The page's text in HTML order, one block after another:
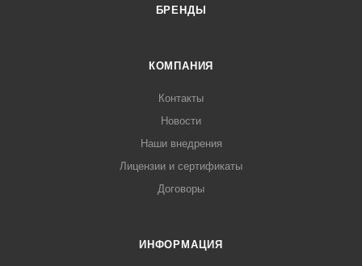
БРЕНДЫ
КОМПАНИЯ
Контакты
Новости
Наши внедрения
Лицензии и сертификаты
Договоры
ИНФОРМАЦИЯ